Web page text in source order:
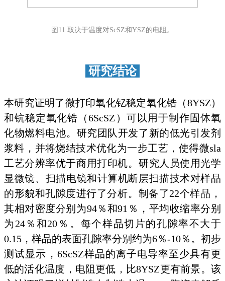
图11 取决于温度对ScSZ和YSZ的电阻。
研究结论
本研究证明了微打印氧化钇稳定氧化锆（8YSZ）
和钪稳定氧化锆（6ScSZ）可以用于制作固体氧
化物燃料电池。研究团队开发了新的低光引发剂
浆料，并将烧结技术优化为一步工艺，使得微sla
工艺分辨率优于商用打印机。研究人员使用光学
显微镜、扫描电镜和计算机断层扫描技术对样品
的形貌和孔隙度进行了分析。制备了22个样品，
其相对密度分别为94％和91％，平均收缩率分别
为24％和20％。每个样品切片的孔隙率不大于
0.15，样品的表面孔隙率分别约为6％-10％。初步
测试显示，6ScSZ样品的离子电导率至少具有更
低的活化温度，电阻更低，比8YSZ更有前景。该